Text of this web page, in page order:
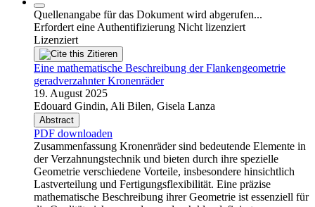
Quellenangabe für das Dokument wird abgerufen...
Erfordert eine Authentifizierung Nicht lizenziert
Lizenziert
Zitieren
Eine mathematische Beschreibung der Flankengeometrie
geradverzahnter Kronenräder
19. August 2025
Edouard Gindin, Ali Bilen, Gisela Lanza
Abstract
PDF downloaden
Zusammenfassung Kronenräder sind bedeutende Elemente in
der Verzahnungstechnik und bieten durch ihre spezielle
Geometrie verschiedene Vorteile, insbesondere hinsichtlich
Lastverteilung und Fertigungsflexibilität. Eine präzise
mathematische Beschreibung ihrer Geometrie ist essenziell für